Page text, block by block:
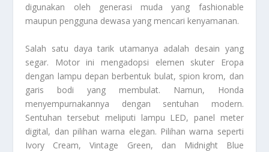
digunakan oleh generasi muda yang fashionable
maupun pengguna dewasa yang mencari kenyamanan.
Salah satu daya tarik utamanya adalah desain yang
segar. Motor ini mengadopsi elemen skuter Eropa
dengan lampu depan berbentuk bulat, spion krom, dan
garis bodi yang membulat. Namun, Honda
menyempurnakannya dengan sentuhan modern.
Sentuhan tersebut meliputi lampu LED, panel meter
digital, dan pilihan warna elegan. Pilihan warna seperti
Ivory Cream, Vintage Green, dan Midnight Blue